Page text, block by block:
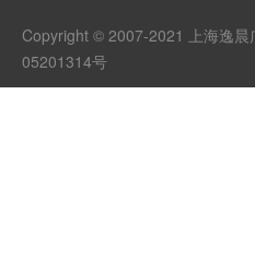
Copyright © 2007-2021 上海逸
05201314号